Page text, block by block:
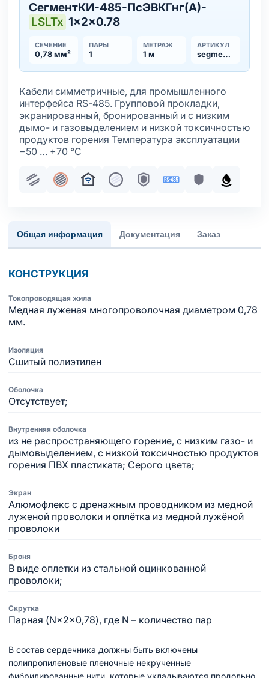
СегментКИ-485-ПсЭВКГнг(А)-
LSLTx 1×2×0.78
СЕЧЕНИЕ
0,78 мм²
ПАРЫ
1
МЕТРАЖ
1 м
АРТИКУЛ
segmentki-485-psevkgnga-lsltx-nx2x078
Кабели симметричные, для промышленного
интерфейса RS-485. Групповой прокладки,
экранированный, бронированный и с низким
дымо- и газовыделением и низкой токсичностью
продуктов горения Температура эксплуатации
−50 … +70 °С
Парная скрутка
Общий экран
Для систем умный дом
Жила медная
БроняИнтерфейс RS-485
Броня без
Общая информация Документация Заказ
КОНСТРУКЦИЯ
Токопроводящая жила
Медная луженая многопроволочная диаметром 0,78
мм.
Изоляция
Сшитый полиэтилен
Оболочка
Отсутствует;
Внутренняя оболочка
из не распространяющего горение, с низким газо- и
дымовыделением, с низкой токсичностью продуктов
горения ПВХ пластиката; Серого цвета;
Экран
Алюмофлекс с дренажным проводником из медной
луженой проволоки и оплётка из медной лужёной
проволоки
Броня
В виде оплетки из стальной оцинкованной
проволоки;
Скрутка
Парная (N×2×0,78), где N – количество пар
В состав сердечника должны быть включены
полипропиленовые пленочные некрученные
фибрилированные нити, которые укладываются продольно